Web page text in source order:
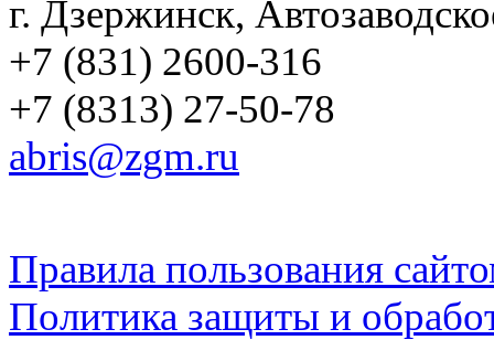
г. Дзержинск,
+7 (831) 2600-316
+7 (8313) 27-50-78
abris@zgm.ru
Правила пользования
Политика защиты и